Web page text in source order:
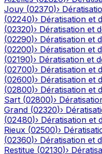
Jouy (02370)›
(02240)› Dératisation et
(02320)› Dératisation et
(02290)› Dératisation et
(02200)› Dératisation et
(02190)› Dératisation et
(02700)› Dératisation et
(02600)› Dératisation et
(02800)› Dératisation et
Sart (02800)›
Grand (02320)›
(02480)› Dératisation et
Rieux (02500)›
(02360)› Dératisation et
Restitue (02130)›